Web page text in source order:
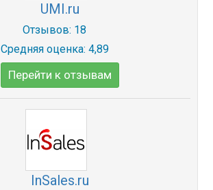
UMI.ru
Отзывов: 18
Средняя оценка: 4,89
Перейти к отзывам
InSales.ru